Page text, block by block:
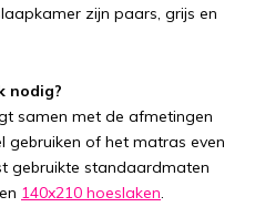
zijn paars, grijs en
nodig?
samen met de afmetingen
gebruiken of het matras even
gebruikte standaardmaten
140x210 hoeslaken.